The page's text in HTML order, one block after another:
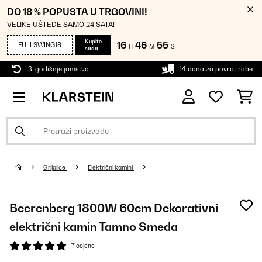
DO 18 % POPUSTA U TRGOVINI!
VELIKE UŠTEDE SAMO 24 SATA!
FULLSWING18
Kupite
sada
16 H 46 M 55 S
3-godišnje jamstvo 14 dana za povrat robe
Grijalice Električni kamini
Beerenberg 1800W 60cm Dekorativni
električni kamin Tamno Smeđa
7 ocjene